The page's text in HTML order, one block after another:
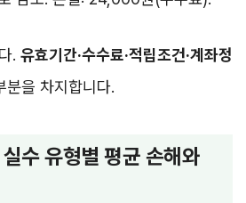
. 유효기간·수수료·적립조건·계좌정
분을 차지합니다.
수 유형별 평균 손해와